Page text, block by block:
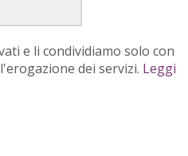
e li condividiamo solo con
dei servizi. Leggi